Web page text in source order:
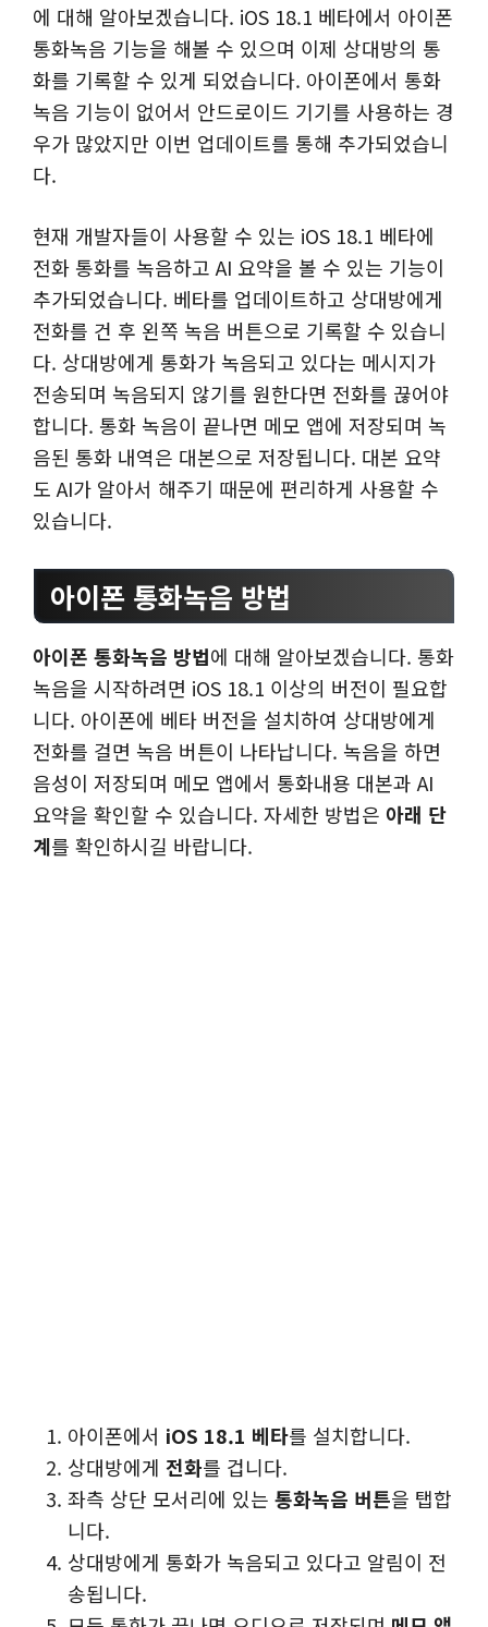
에 대해 알아보겠습니다. iOS 18.1 베타에서 아이폰
통화녹음 기능을 해볼 수 있으며 이제 상대방의 통
화를 기록할 수 있게 되었습니다. 아이폰에서 통화
녹음 기능이 없어서 안드로이드 기기를 사용하는 경
우가 많았지만 이번 업데이트를 통해 추가되었습니
다.
현재 개발자들이 사용할 수 있는 iOS 18.1 베타에
전화 통화를 녹음하고 AI 요약을 볼 수 있는 기능이
추가되었습니다. 베타를 업데이트하고 상대방에게
전화를 건 후 왼쪽 녹음 버튼으로 기록할 수 있습니
다. 상대방에게 통화가 녹음되고 있다는 메시지가
전송되며 녹음되지 않기를 원한다면 전화를 끊어야
합니다. 통화 녹음이 끝나면 메모 앱에 저장되며 녹
음된 통화 내역은 대본으로 저장됩니다. 대본 요약
도 AI가 알아서 해주기 때문에 편리하게 사용할 수
있습니다.
아이폰 통화녹음 방법
아이폰 통화녹음 방법에 대해 알아보겠습니다. 통화
녹음을 시작하려면 iOS 18.1 이상의 버전이 필요합
니다. 아이폰에 베타 버전을 설치하여 상대방에게
전화를 걸면 녹음 버튼이 나타납니다. 녹음을 하면
음성이 저장되며 메모 앱에서 통화내용 대본과 AI
요약을 확인할 수 있습니다. 자세한 방법은 아래 단
계를 확인하시길 바랍니다.
아이폰에서 iOS 18.1 베타를 설치합니다.
상대방에게전화를 겁니다.
좌측 상단 모서리에 있는통화녹음 버튼을 탭합
니다.
상대방에게 통화가 녹음되고 있다고 알림이 전
송됩니다.